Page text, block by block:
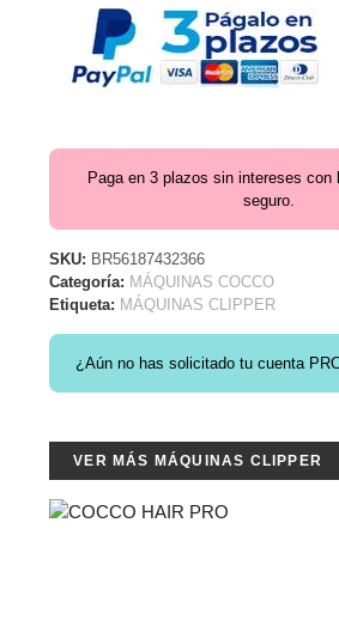
Paga en 3 plazos sin intereses con
seguro.
SKU: BR56187432366
Categoría: MÁQUINAS COCCO
Etiqueta: MÁQUINAS CLIPPER
¿Aún no has solicitado tu cuenta
VER MÁS MÁQUINAS CLIPPER